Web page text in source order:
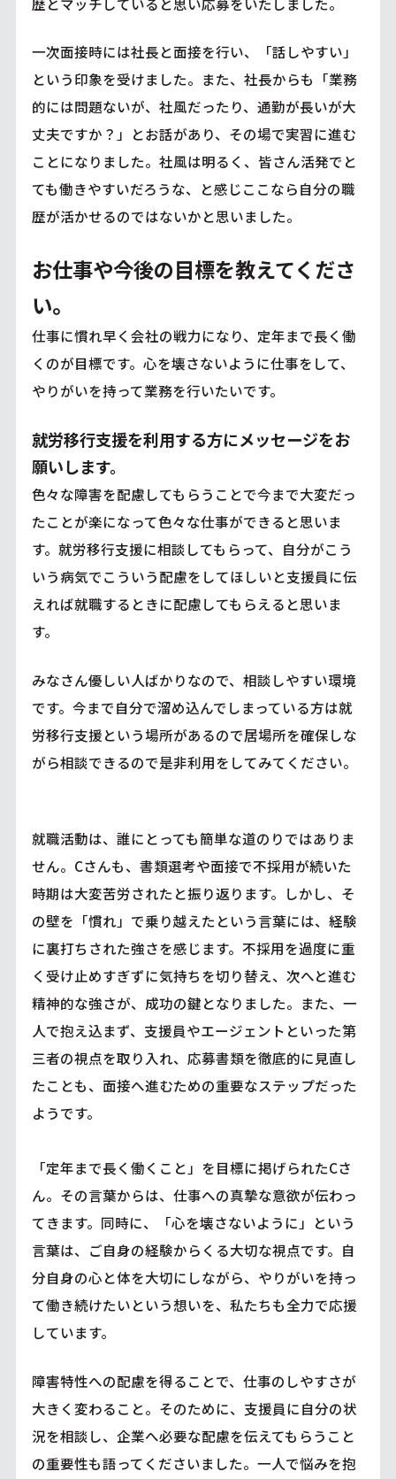
一次面接時には社長と面接を行い、「話しやすい」
という印象を受けました。また、社長からも「業務
的には問題ないが、社風だったり、通勤が長いが大
丈夫ですか？」とお話があり、その場で実習に進む
ことになりました。社風は明るく、皆さん活発でと
ても働きやすいだろうな、と感じここなら自分の職
歴が活かせるのではないかと思いました。
お仕事や今後の目標を教えてくださ
い。
仕事に慣れ早く会社の戦力になり、定年まで長く働
くのが目標です。心を壊さないように仕事をして、
やりがいを持って業務を行いたいです。
就労移行支援を利用する方にメッセージをお
願いします。
色々な障害を配慮してもらうことで今まで大変だっ
たことが楽になって色々な仕事ができると思いま
す。就労移行支援に相談してもらって、自分がこう
いう病気でこういう配慮をしてほしいと支援員に伝
えれば就職するときに配慮してもらえると思いま
す。
みなさん優しい人ばかりなので、相談しやすい環境
です。今まで自分で溜め込んでしまっている方は就
労移行支援という場所があるので居場所を確保しな
がら相談できるので是非利用をしてみてください。
就職活動は、誰にとっても簡単な道のりではありま
せん。Cさんも、書類選考や面接で不採用が続いた
時期は大変苦労されたと振り返ります。しかし、そ
の壁を「慣れ」で乗り越えたという言葉には、経験
に裏打ちされた強さを感じます。不採用を過度に重
く受け止めすぎずに気持ちを切り替え、次へと進む
精神的な強さが、成功の鍵となりました。また、一
人で抱え込まず、支援員やエージェントといった第
三者の視点を取り入れ、応募書類を徹底的に見直し
たことも、面接へ進むための重要なステップだった
ようです。
「定年まで長く働くこと」を目標に掲げられたCさ
ん。その言葉からは、仕事への真摯な意欲が伝わっ
てきます。同時に、「心を壊さないように」という
言葉は、ご自身の経験からくる大切な視点です。自
分自身の心と体を大切にしながら、やりがいを持っ
て働き続けたいという想いを、私たちも全力で応援
しています。
障害特性への配慮を得ることで、仕事のしやすさが
大きく変わること。そのために、支援員に自分の状
況を相談し、企業へ必要な配慮を伝えてもらうこと
の重要性も語ってくださいました。一人で悩みを抱